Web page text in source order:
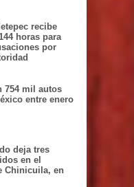
recibe
horas para
por
754 mil autos
entre enero
deja tres
en el
Chinicuila, en